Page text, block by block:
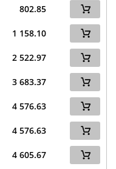
802.85
1 158.10
2 522.97
3 683.37
4 576.63
4 576.63
4 605.67